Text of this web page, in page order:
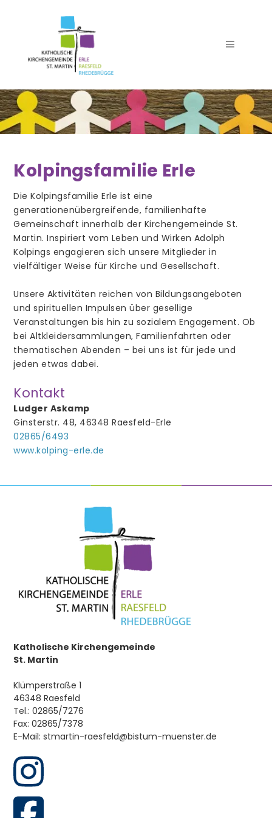
Team Pfarrbüro
Verwaltung
Team Küster
Team Kirchenmusik
Trauer- und Begräbnisdienst
weitere Mitarbeiter/innen
Prävention
Aus der Gemeinde
Stellenangebote
Beauftragung/Weihe
Über Uns
Kolpingsfamilie Erle
Die Kolpingsfamilie Erle ist eine
generationenübergreifende, familienhafte
Gemeinschaft innerhalb der Kirchengemeinde St.
Martin. Inspiriert vom Leben und Wirken Adolph
Kolpings engagieren sich unsere Mitglieder in
vielfältiger Weise für Kirche und Gesellschaft.
Unsere Aktivitäten reichen von Bildungsangeboten
und spirituellen Impulsen über gesellige
Veranstaltungen bis hin zu sozialem Engagement. Ob
bei Altkleidersammlungen, Familienfahrten oder
thematischen Abenden – bei uns ist für jede und
jeden etwas dabei.
Kontakt
Ludger Askamp
Ginsterstr. 48, 46348 Raesfeld-Erle
02865/6493
www.kolping-erle.de
Katholische Kirchengemeinde
St. Martin
Klümperstraße 1
46348 Raesfeld
Tel.: 02865/7276
Fax: 02865/7378
E-Mail: stmartin-raesfeld@bistum-muenster.de